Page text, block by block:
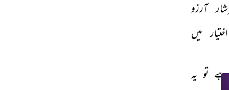
آرزو
اختیار میں
ہے تو یہ